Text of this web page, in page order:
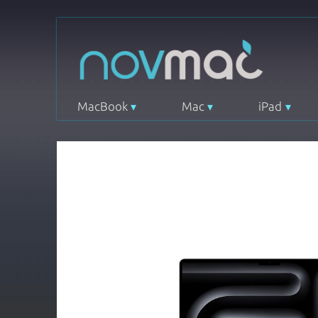
MacBook Mac iPad